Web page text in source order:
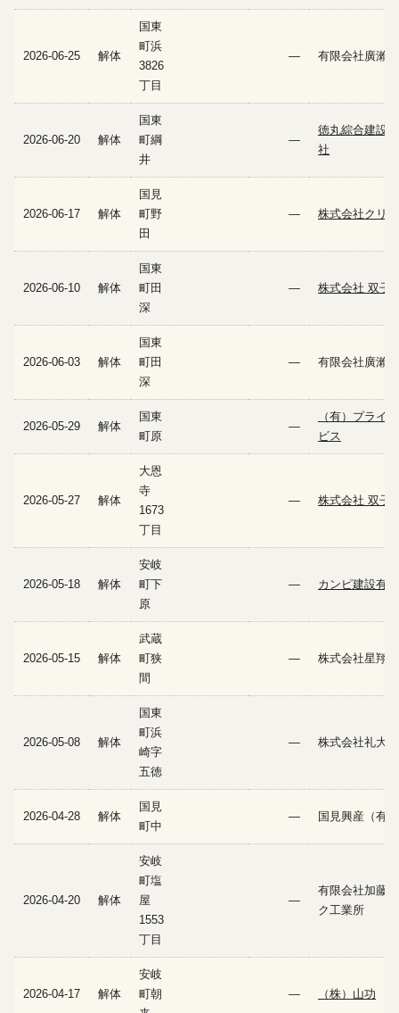
2026-06-25 解体
国東
町浜
3826
丁目
— 有限会社廣瀨
2026-06-20 解体
国東
町綱
井
—
徳丸綜合建設
社
2026-06-17 解体
国見
町野
田
— 株式会社クリ
2026-06-10 解体
国東
町田
深
— 株式会社 双子
2026-06-03 解体
国東
町田
深
— 有限会社廣瀨
2026-05-29 解体
国東
町原
—
（有）プライ
ビス
2026-05-27 解体
大恩
寺
1673
丁目
— 株式会社 双子
2026-05-18 解体
安岐
町下
原
— カンピ建設有
2026-05-15 解体
武蔵
町狭
間
— 株式会社星翔
2026-05-08 解体
国東
町浜
崎字
五徳
— 株式会社礼大
2026-04-28 解体
国見
町中
— 国見興産（有）
2026-04-20 解体
安岐
町塩
屋
1553
丁目
—
有限会社加藤
ク工業所
2026-04-17 解体
安岐
町朝
— （株）山功